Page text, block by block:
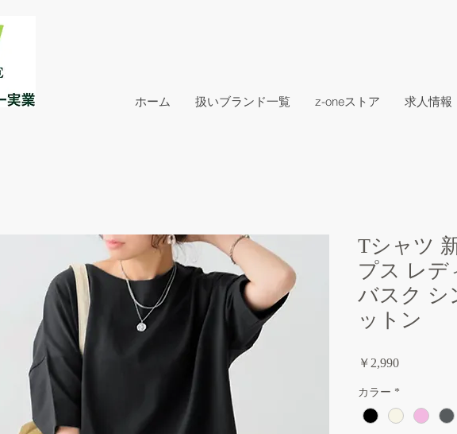
ホーム 扱いブランド一覧 z-oneストア 求人情報
Tシャツ
プス レデ
バスク シ
ットン
￥2,990価
カラー *